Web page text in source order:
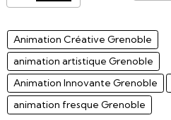
Animation Créative Grenoble
animation artistique Grenoble
Animation Innovante Grenoble
animation fresque Grenoble